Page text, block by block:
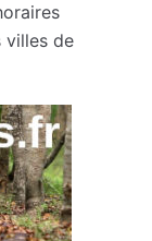
villes de